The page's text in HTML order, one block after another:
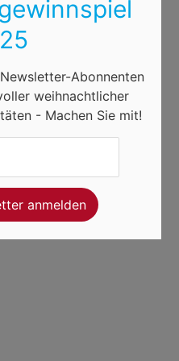
Abonnenten
weihnachtlicher
- Machen Sie mit!